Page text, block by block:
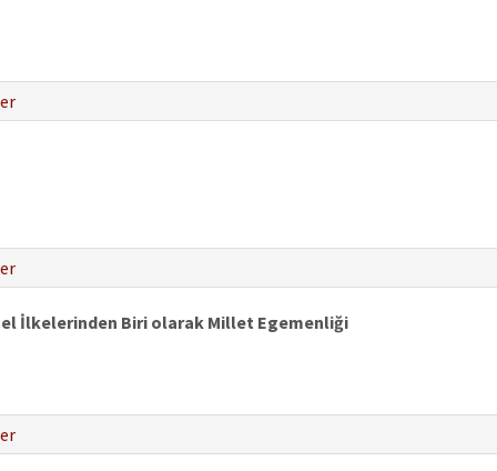
İlkelerinden Biri olarak Millet Egemenliği